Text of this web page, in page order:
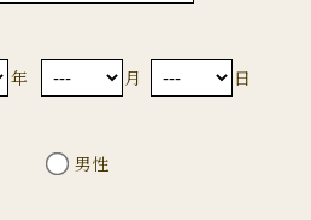
年 月 日
男性